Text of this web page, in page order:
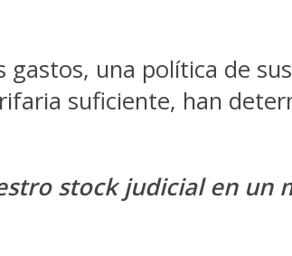
una política de
suficiente, han
stock judicial en un